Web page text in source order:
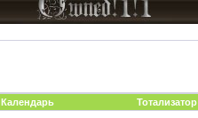
Календарь Тотализатор